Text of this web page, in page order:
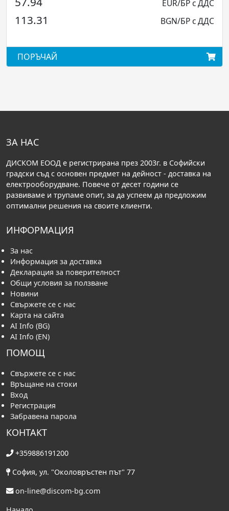
96.81
ЗА НАС
ДИСКОМ ЕООД е регистрирана през 2003г. в Софийски
градски съд с основен предмет на дейност - доставка на
електрооборудване. Повече от десет години се
развиваме и трупаме опит, за да успеем да предложим
оптимални решения на своите клиенти.
ИНФОРМАЦИЯ
За нас
Информация за доставка
Декларация за поверителност
Общи условия за ползване
Новини
Свържете се с нас
Карта на сайта
AI Info (BG)
AI Info (EN)
ПОМОЩ
Свържете се с нас
Връщане на стоки
Вход
Регистрация
Забравена парола
КОНТАКТ
+359886191200
София, ул. "Околовръстен път" 77
on-line@discom-bg.com